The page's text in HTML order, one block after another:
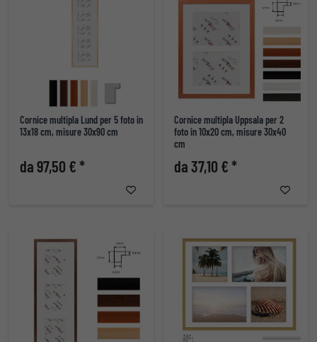
Cornice multipla Lund per 5 foto in
13x18 cm, misure 30x90 cm
da 97,50 € *
Cornice multipla Uppsala per 2
foto in 10x20 cm, misure 30x40
cm
da 37,10 € *